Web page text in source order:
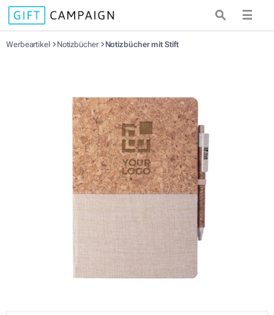
☰
Werbeartikel Notizbücher Notizbücher mit Stift